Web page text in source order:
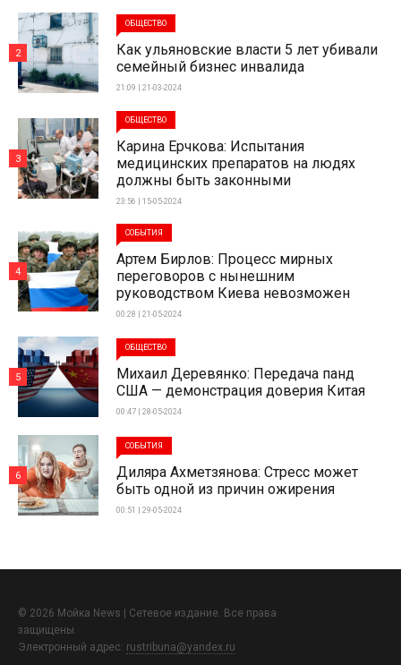
ОБЩЕСТВО
Как ульяновские власти 5 лет убивали
семейный бизнес инвалида
21:09 | 21-03-2024
2
ОБЩЕСТВО
Карина Ерчкова: Испытания
медицинских препаратов на людях
должны быть законными
23:56 | 15-05-2024
3
СОБЫТИЯ
Артем Бирлов: Процесс мирных
переговоров с нынешним
руководством Киева невозможен
00:28 | 21-05-2024
4
ОБЩЕСТВО
Михаил Деревянко: Передача панд
США — демонстрация доверия Китая
00:47 | 28-05-2024
5
СОБЫТИЯ
Диляра Ахметзянова: Стресс может
быть одной из причин ожирения
00:51 | 29-05-2024
6
© 2026 Мойка News | Сетевое издание. Все права
защищены.
Электронный адрес: rustribuna@yandex.ru